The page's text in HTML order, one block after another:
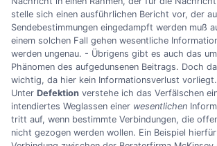
stelle sich einen ausführlichen Bericht vor, der
Sendebestimmungen eingedampft werden muß
einem solchen Fall gehen wesentliche
werden ungenau. - Übrigens gibt es auch das
Phänomen des aufgedunsenen Beitrags. Doch
wichtig, da hier kein Informationsverlust vorliegt.
Unter Defektion verstehe ich das Verfälschen
intendiertes Weglassen einer wesentlichen
tritt auf, wenn bestimmte Verbindungen, die
nicht gezogen werden wollen. Ein Beispiel